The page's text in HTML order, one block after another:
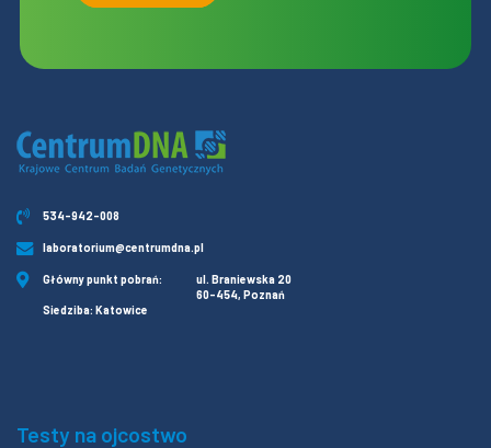
534-942-008
laboratorium@centrumdna.pl
Główny punkt pobrań:
ul. Braniewska 20
60-454, Poznań
Siedziba: Katowice
Testy na ojcostwo